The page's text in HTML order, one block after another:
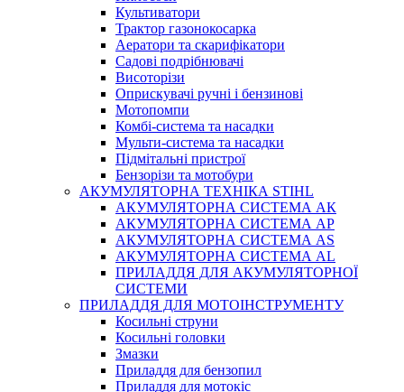
Культиватори
Трактор газонокосарка
Аератори та скарифікатори
Садові подрібнювачі
Висоторізи
Оприскувачі ручні і бензинові
Мотопомпи
Комбі-система та насадки
Мульти-система та насадки
Підмітальні пристрої
Бензорізи та мотобури
АКУМУЛЯТОРНА ТЕХНІКА STIHL
АКУМУЛЯТОРНА СИСТЕМА АК
АКУМУЛЯТОРНА СИСТЕМА АР
АКУМУЛЯТОРНА СИСТЕМА AS
АКУМУЛЯТОРНА СИСТЕМА AL
ПРИЛАДДЯ ДЛЯ АКУМУЛЯТОРНОЇ
СИСТЕМИ
ПРИЛАДДЯ ДЛЯ МОТОІНСТРУМЕНТУ
Косильні струни
Косильні головки
Змазки
Приладдя для бензопил
Приладдя для мотокіс